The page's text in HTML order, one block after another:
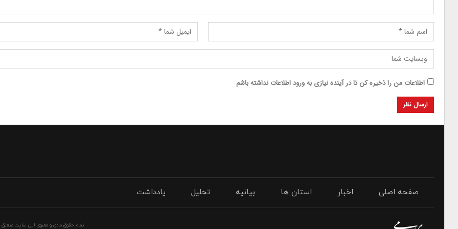
اطلاعات من را ذخیره کن تا در آینده نیازی به ورود اطلاعات نداشته باشم
صفحه اصلی اخبار استان ها بیانیه تحلیل یادداشت
تمام حقوق مادی و معنوی این سایت متعلق